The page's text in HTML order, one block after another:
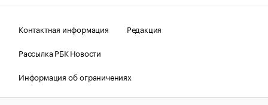
Контактная информация
Редакция
Рассылка РБК Новости
Информация об ограничениях
Правовая информация
О соблюдении авторских прав